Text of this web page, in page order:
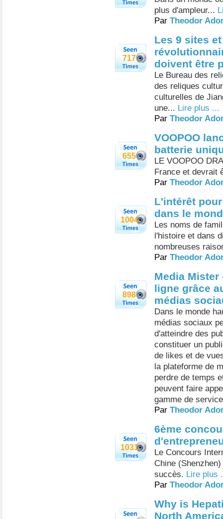
plus d'ampleur...
Par Theodor
717
Les 9 sites
doivent être
Le Bureau des
des reliques
culturelles de
une... Lire plus ...
Par Theodor
655
VOOPOO
batterie
LE VOOPOO
France et devrait
Par Theodor
1004
L'intérêt
dans le
Les noms de
l'histoire et dans
nombreuses
Par Theodor
898
Media Mister
ligne grâce
médias
Dans le monde
médias sociaux
d'atteindre des
constituer un
de likes et de
la plateforme de
perdre de temps
peuvent faire
gamme de
Par Theodor
1031
6ème
Le Concours
Chine
succès. Lire plus
Par Theodor
Why is
North